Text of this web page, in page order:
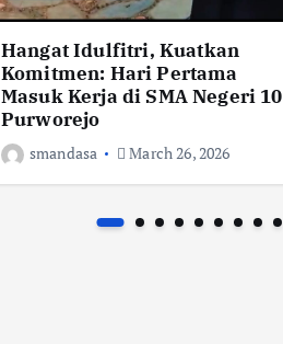
Hangat Idulfitri, Kuatkan
Komitmen: Hari Pertama
Masuk Kerja di SMA Negeri 10
Purworejo
smandasa March 26, 2026